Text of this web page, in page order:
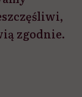
zgodnie.